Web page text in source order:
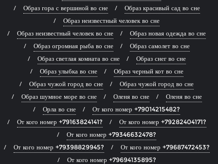
Образ гора с вершиной во сне
Образ красивый сад во сне
Образ неизвестный человек во сне
Образ неизвестный человек во сне
Образ новая одежда во сне
Образ огромная рыба во сне
Образ самолет во сне
Образ светлая комната во сне
Образ снег во сне
Образ улыбка во сне
Образ черный кот во сне
Образ чужой город во сне
Образ чужой город во сне
Образ шумное море во сне
Оленя во сне
Оленя во сне
Орла во сне
От кого номер +79014215482?
От кого номер +79163824141?
От кого номер +79282404171?
От кого номер +79346632478?
От кого номер +79398829945?
От кого номер +79687472453?
От кого номер +79694135895?